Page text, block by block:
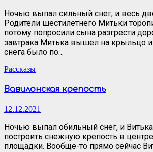
Ночью выпал сильный снег, и весь
Родители шестилетнего Митьки
потому попросили сына разгрести
завтрака Митька вышел на крыльцо и
снега было по…
Рассказы
Вавилонская крепость
12.12.2021
Ночью выпал обильный снег, и
построить снежную крепость в
площадки. Вообще-то прямо сейчас